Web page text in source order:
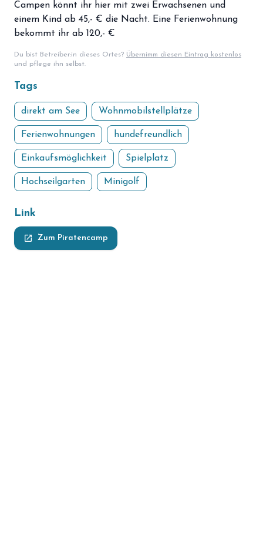
Campen könnt ihr hier mit zwei Erwachsenen und
einem Kind ab 45,- € die Nacht. Eine Ferienwohnung
bekommt ihr ab 120,- €
Du bist Betreiber:in dieses Ortes? Übernimm diesen Eintrag kostenlos
und pflege ihn selbst.
Tags
direkt am See Wohnmobilstellplätze
Ferienwohnungen hundefreundlich
Einkaufsmöglichkeit Spielplatz
Hochseilgarten Minigolf
Link
launch Zum Piratencamp